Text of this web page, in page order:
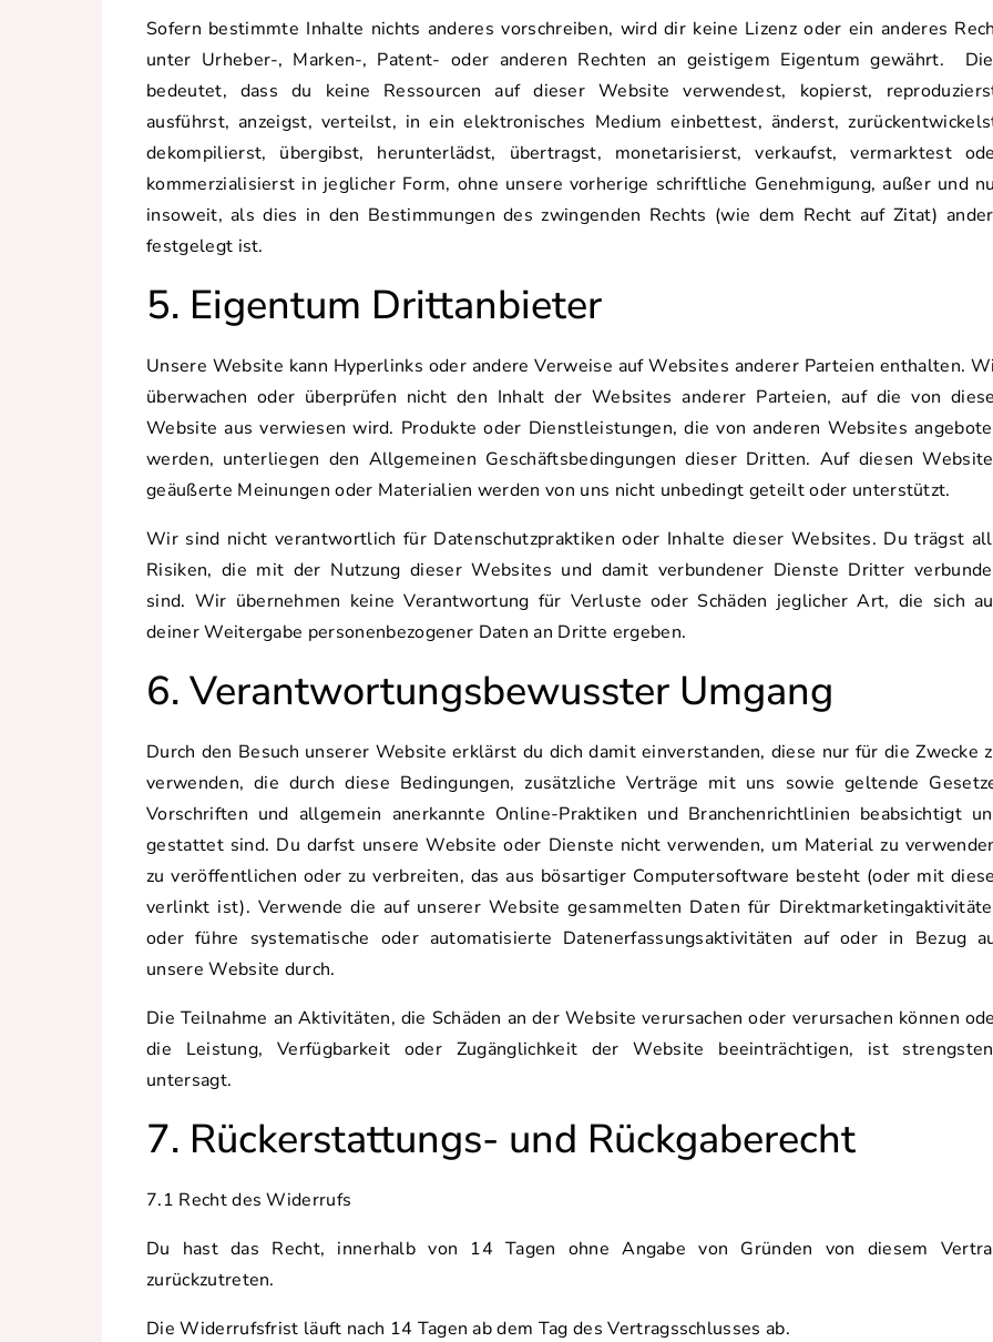
Sofern bestimmte Inhalte nichts anderes vorschreiben, wird dir keine Lizenz oder ein anderes
unter Urheber-, Marken-, Patent- oder anderen Rechten an geistigem Eigentum gewährt.
bedeutet, dass du keine Ressourcen auf dieser Website verwendest, kopierst,
ausführst, anzeigst, verteilst, in ein elektronisches Medium einbettest, änderst,
dekompilierst, übergibst, herunterlädst, übertragst, monetarisierst, verkaufst, vermarktest
kommerzialisierst in jeglicher Form, ohne unsere vorherige schriftliche Genehmigung, außer und
insoweit, als dies in den Bestimmungen des zwingenden Rechts (wie dem Recht auf Zitat)
festgelegt ist.
5. Eigentum Drittanbieter
Unsere Website kann Hyperlinks oder andere Verweise auf Websites anderer Parteien enthalten.
überwachen oder überprüfen nicht den Inhalt der Websites anderer Parteien, auf die von
Website aus verwiesen wird. Produkte oder Dienstleistungen, die von anderen Websites
werden, unterliegen den Allgemeinen Geschäftsbedingungen dieser Dritten. Auf diesen
geäußerte Meinungen oder Materialien werden von uns nicht unbedingt geteilt oder unterstützt.
Wir sind nicht verantwortlich für Datenschutzpraktiken oder Inhalte dieser Websites. Du trägst
Risiken, die mit der Nutzung dieser Websites und damit verbundener Dienste Dritter
sind. Wir übernehmen keine Verantwortung für Verluste oder Schäden jeglicher Art, die sich
deiner Weitergabe personenbezogener Daten an Dritte ergeben.
6. Verantwortungsbewusster Umgang
Durch den Besuch unserer Website erklärst du dich damit einverstanden, diese nur für die Zwecke
verwenden, die durch diese Bedingungen, zusätzliche Verträge mit uns sowie geltende
Vorschriften und allgemein anerkannte Online-Praktiken und Branchenrichtlinien beabsichtigt
gestattet sind. Du darfst unsere Website oder Dienste nicht verwenden, um Material zu
zu veröffentlichen oder zu verbreiten, das aus bösartiger Computersoftware besteht (oder mit
verlinkt ist). Verwende die auf unserer Website gesammelten Daten für
oder führe systematische oder automatisierte Datenerfassungsaktivitäten auf oder in Bezug
unsere Website durch.
Die Teilnahme an Aktivitäten, die Schäden an der Website verursachen oder verursachen können
die Leistung, Verfügbarkeit oder Zugänglichkeit der Website beeinträchtigen, ist
untersagt.
7. Rückerstattungs- und Rückgaberecht
7.1 Recht des Widerrufs
Du hast das Recht, innerhalb von 14 Tagen ohne Angabe von Gründen von diesem
zurückzutreten.
Die Widerrufsfrist läuft nach 14 Tagen ab dem Tag des Vertragsschlusses ab.